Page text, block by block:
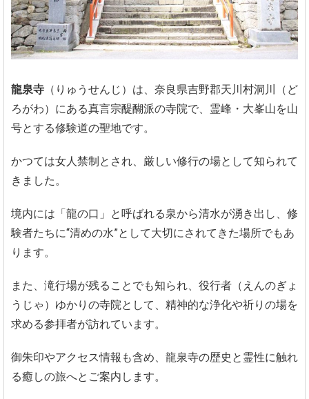
龍泉寺 （りゅうせんじ）は、奈良県吉野郡天川村洞川（ど
ろがわ）にある真言宗醍醐派の寺院で、霊峰・大峯山を山
号とする修験道の聖地です。
かつては女人禁制とされ、厳しい修行の場として知られて
きました。
境内には「龍の口」と呼ばれる泉から清水が湧き出し、修
験者たちに“清めの水”として大切にされてきた場所でもあ
ります。
また、滝行場が残ることでも知られ、役行者（えんのぎょ
うじゃ）ゆかりの寺院として、精神的な浄化や祈りの場を
求める参拝者が訪れています。
御朱印やアクセス情報も含め、龍泉寺の歴史と霊性に触れ
る癒しの旅へとご案内します。